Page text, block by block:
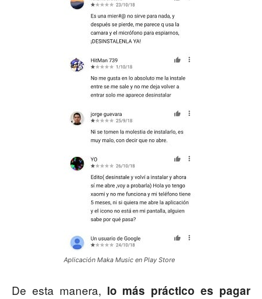
Aplicación Maka Music en Play Store
De esta manera, lo más práctico es pagar